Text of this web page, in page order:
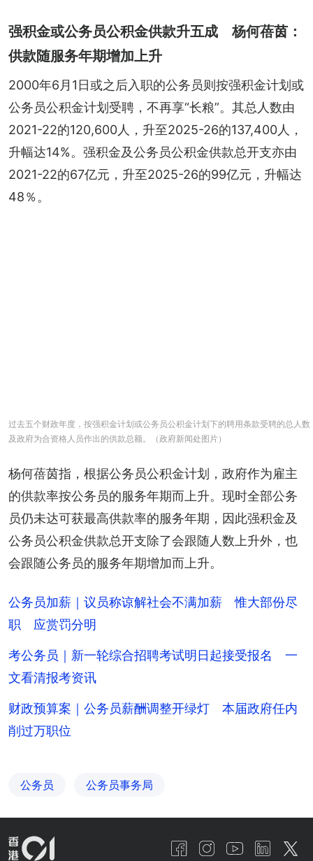
强积金或公务员公积金供款升五成 杨何蓓茵：
供款随服务年期增加上升
2000年6月1日或之后入职的公务员则按强积金计划或
公务员公积金计划受聘，不再享“长粮”。其总人数由
2021-22的120,600人，升至2025-26的137,400人，
升幅达14%。强积金及公务员公积金供款总开支亦由
2021-22的67亿元，升至2025-26的99亿元，升幅达
48％。
过去五个财政年度，按强积金计划或公务员公积金计划下的聘用条款受聘的总人数
及政府为合资格人员作出的供款总额。（政府新闻处图片）
杨何蓓茵指，根据公务员公积金计划，政府作为雇主
的供款率按公务员的服务年期而上升。现时全部公务
员仍未达可获最高供款率的服务年期，因此强积金及
公务员公积金供款总开支除了会跟随人数上升外，也
会跟随公务员的服务年期增加而上升。
公务员加薪｜议员称谅解社会不满加薪 惟大部份尽
职 应赏罚分明
考公务员｜新一轮综合招聘考试明日起接受报名 一
文看清报考资讯
财政预算案｜公务员薪酬调整开绿灯 本届政府任内
削过万职位
公务员 公务员事务局